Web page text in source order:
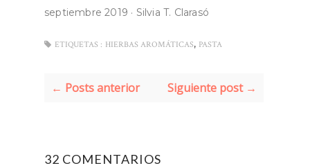
septiembre 2019 · Silvia T. Clarasó
ETIQUETAS : HIERBAS AROMÁTICAS, PASTA
← Posts anterior Siguiente post →
32 COMENTARIOS